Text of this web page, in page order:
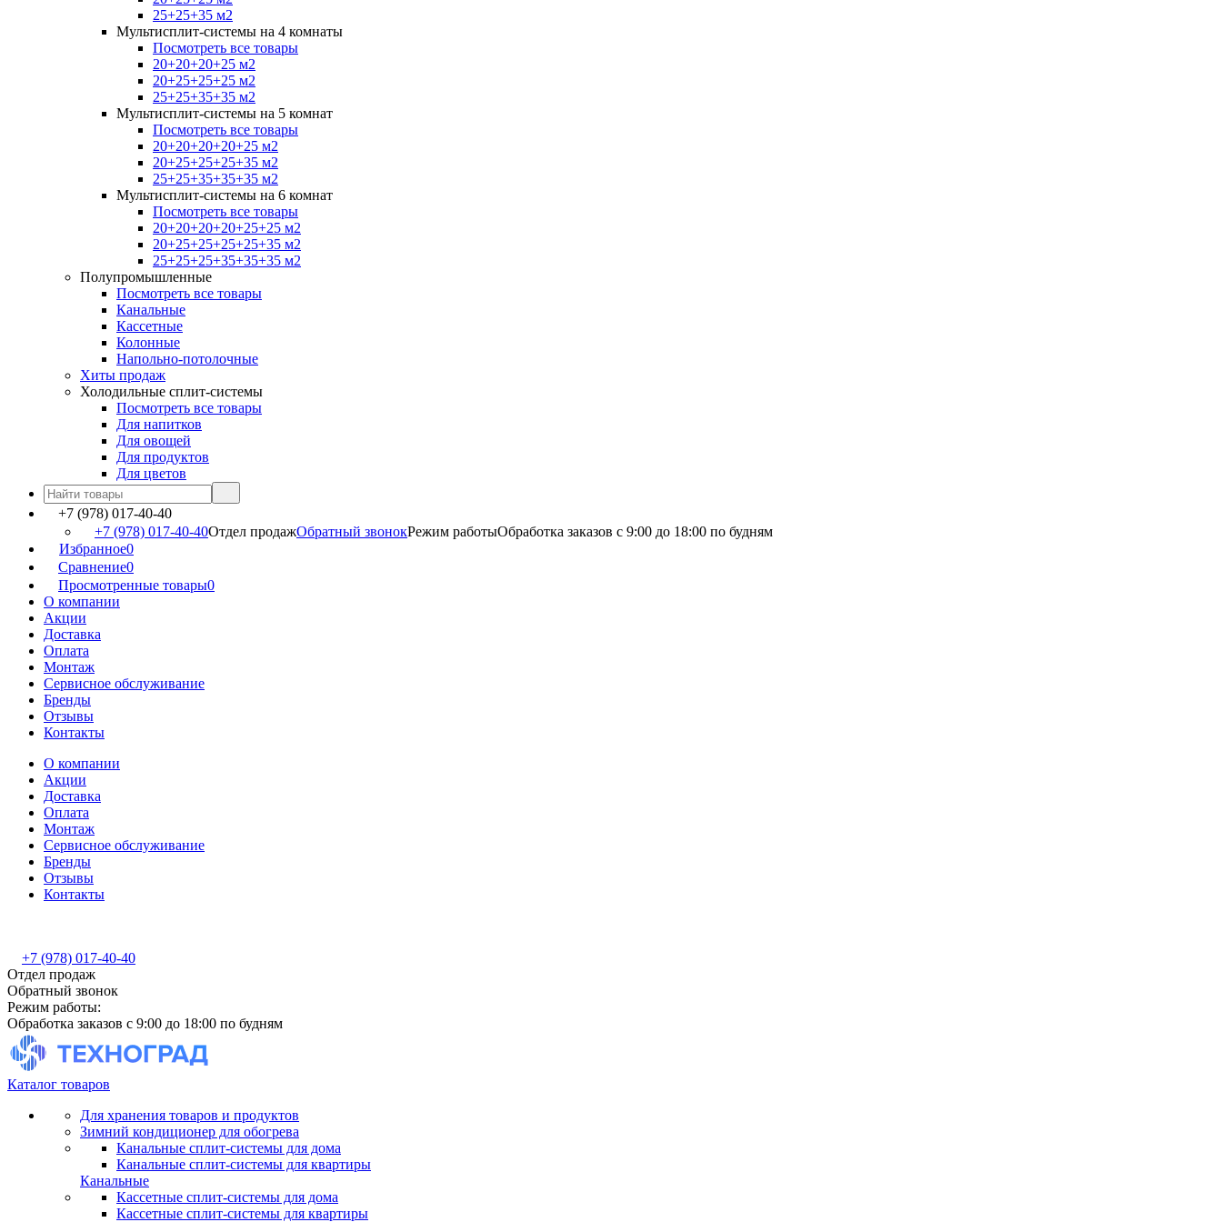
25+25+35 м2
Мультисплит-системы на 4 комнаты
Посмотреть все товары
20+20+20+25 м2
20+25+25+25 м2
25+25+35+35 м2
Мультисплит-системы на 5 комнат
Посмотреть все товары
20+20+20+20+25 м2
20+25+25+25+35 м2
25+25+35+35+35 м2
Мультисплит-системы на 6 комнат
Посмотреть все товары
20+20+20+20+25+25 м2
20+25+25+25+25+35 м2
25+25+25+35+35+35 м2
Полупромышленные
Посмотреть все товары
Канальные
Кассетные
Колонные
Напольно-потолочные
Хиты продаж
Холодильные сплит-системы
Посмотреть все товары
Для напитков
Для овощей
Для продуктов
Для цветов
+7 (978) 017-40-40
+7 (978) 017-40-40Отдел продажОбратный звонокРежим работыОбработка заказов с 9:00 до 18:00 по будням
Избранное0
Сравнение0
Просмотренные товары0
О компании
Акции
Доставка
Оплата
Монтаж
Сервисное обслуживание
Бренды
Отзывы
Контакты
О компании
Акции
Доставка
Оплата
Монтаж
Сервисное обслуживание
Бренды
Отзывы
Контакты
+7 (978) 017-40-40
Отдел продаж
Обратный звонок
Режим работы:
Обработка заказов с 9:00 до 18:00 по будням
Каталог товаров
Для хранения товаров и продуктов
Зимний кондиционер для обогрева
Канальные сплит-системы для дома
Канальные сплит-системы для квартиры
Канальные
Кассетные сплит-системы для дома
Кассетные сплит-системы для квартиры